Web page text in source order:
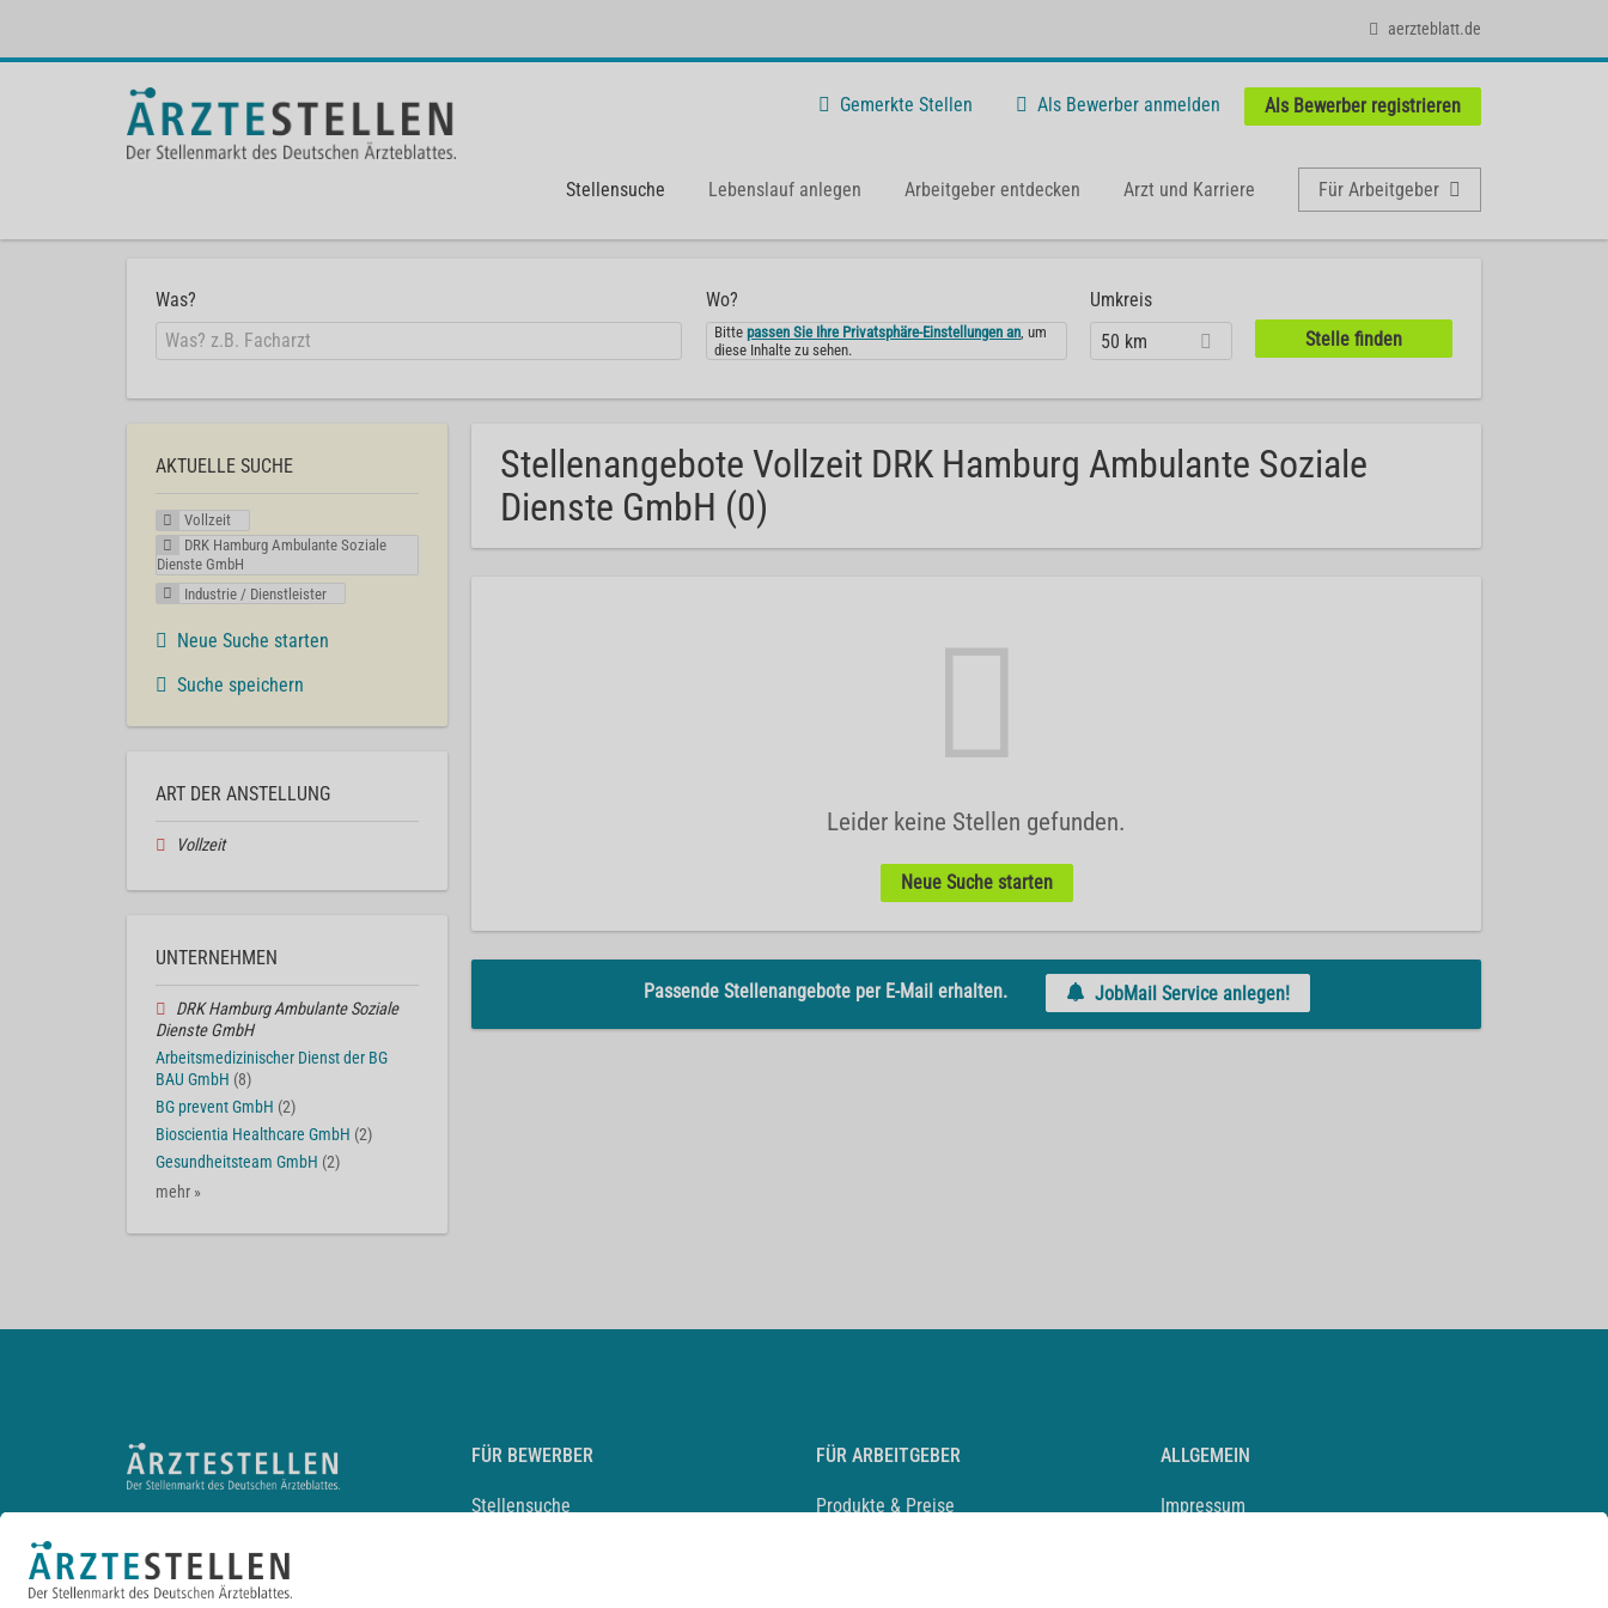
aerzteblatt.de
Gemerkte Stellen Als Bewerber anmelden Als Bewerber registrieren
Stellensuche Lebenslauf anlegen Arbeitgeber entdecken Arzt und Karriere Für Arbeitgeber
Was? Wo?
Bittepassen Sie Ihre Privatsphäre-Einstellungen an, um
diese Inhalte zu sehen.
Umkreis
50 km
Stellenangebote Vollzeit DRK Hamburg Ambulante Soziale
Dienste GmbH (0)
Leider keine Stellen gefunden.
Neue Suche starten
Passende Stellenangebote per E-Mail erhalten. JobMail Service anlegen!
AKTUELLE SUCHE
Vollzeit
DRK Hamburg Ambulante Soziale
Dienste GmbH
Industrie / Dienstleister
Neue Suche starten
Suche speichern
ART DER ANSTELLUNG
Vollzeit
UNTERNEHMEN
DRK Hamburg Ambulante Soziale
Dienste GmbH
Arbeitsmedizinischer Dienst der BG
BAU GmbH (8)
BG prevent GmbH (2)
Bioscientia Healthcare GmbH (2)
Gesundheitsteam GmbH (2)
mehr »
FÜR BEWERBER
Stellensuche
FÜR ARBEITGEBER
Produkte & Preise
ALLGEMEIN
Impressum